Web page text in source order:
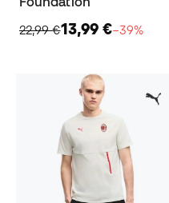
22,99 €13,99 €−39%